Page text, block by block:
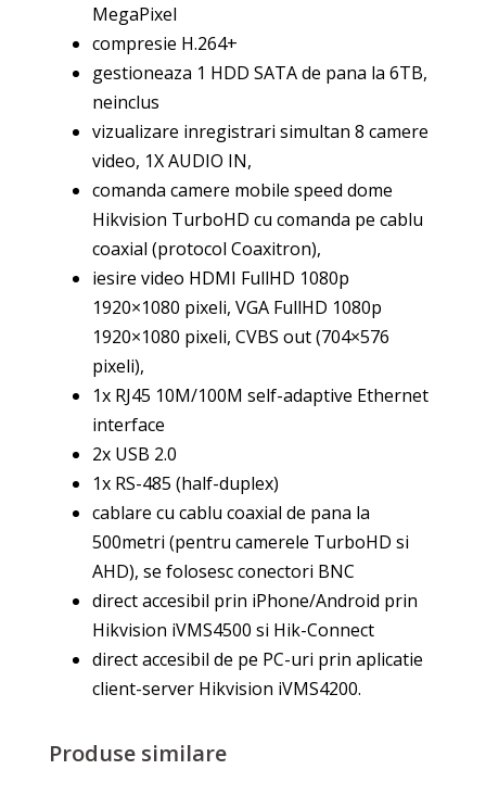
MegaPixel
compresie H.264+
gestioneaza 1 HDD SATA de pana la 6TB,
neinclus
vizualizare inregistrari simultan 8 camere
video, 1X AUDIO IN,
comanda camere mobile speed dome
Hikvision TurboHD cu comanda pe cablu
coaxial (protocol Coaxitron),
iesire video HDMI FullHD 1080p
1920×1080 pixeli, VGA FullHD 1080p
1920×1080 pixeli, CVBS out (704×576
pixeli),
1x RJ45 10M/100M self-adaptive Ethernet
interface
2x USB 2.0
1x RS-485 (half-duplex)
cablare cu cablu coaxial de pana la
500metri (pentru camerele TurboHD si
AHD), se folosesc conectori BNC
direct accesibil prin iPhone/Android prin
Hikvision iVMS4500 si Hik-Connect
direct accesibil de pe PC-uri prin aplicatie
client-server Hikvision iVMS4200.
Produse similare